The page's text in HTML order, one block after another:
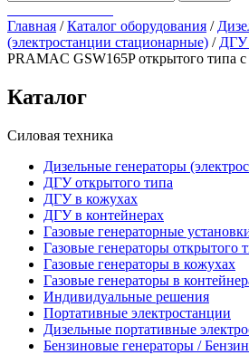
Главная /Каталог оборудования /
(электростанции стационарные) / ДГУ
PRAMAC GSW165P открытого типа
Каталог
Силовая техника
Дизельные генераторы
ДГУ открытого типа
ДГУ в кожухах
ДГУ в контейнерах
Газовые генераторные
Газовые генераторы открытого
Газовые генераторы в кожухах
Газовые генераторы в
Индивидуальные решения
Портативные электростанции
Дизельные портативные
Бензиновые генераторы /